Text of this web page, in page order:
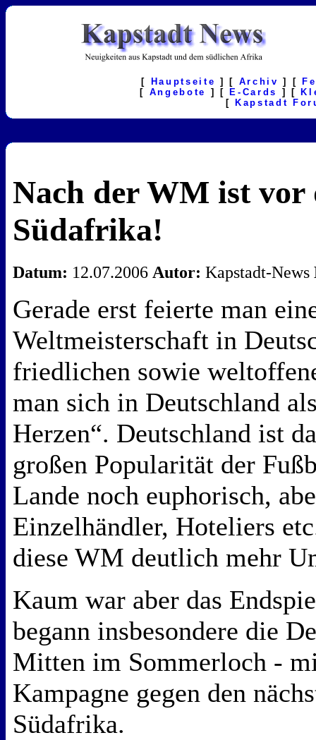
[ Hauptseite ] [ Archiv ] [
[ Angebote ] [ E-Cards ] [
[
Kapstadt
Nach der WM ist
Südafrika!
Datum: 12.07.2006 Autor: Kapstadt-News
Gerade erst feierte man
Weltmeisterschaft in
friedlichen sowie
man sich in Deutschland
Herzen“. Deutschland ist
großen Popularität der
Lande noch euphorisch,
Einzelhändler, Hoteliers
diese WM deutlich mehr
Kaum war aber das
begann insbesondere die
Mitten im Sommerloch -
Kampagne gegen den
Südafrika.